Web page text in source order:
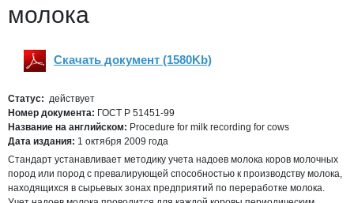
молока
Скачать документ (1580Kb)
Статус: действует
Номер документа: ГОСТ Р 51451-99
Название на английском: Procedure for milk recording for cows
Дата издания: 1 октября 2009 года
Стандарт устанавливает методику учета надоев молока коров молочных
пород или пород с превалирующей способностью к производству молока,
находящихся в сырьевых зонах предприятий по переработке молока.